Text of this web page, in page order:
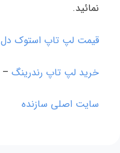
نمائید.
قیمت لپ تاپ استوک دل
خرید لپ تاپ رندرینگ –
سایت اصلی سازنده